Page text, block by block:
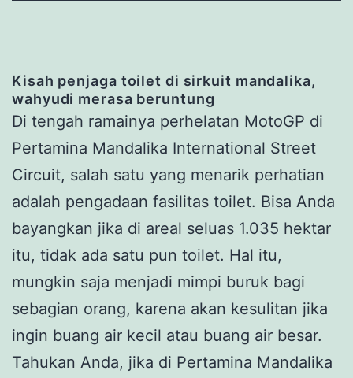
Kisah penjaga toilet di sirkuit mandalika,
wahyudi merasa beruntung
Di tengah ramainya perhelatan MotoGP di
Pertamina Mandalika International Street
Circuit, salah satu yang menarik perhatian
adalah pengadaan fasilitas toilet. Bisa Anda
bayangkan jika di areal seluas 1.035 hektar
itu, tidak ada satu pun toilet. Hal itu,
mungkin saja menjadi mimpi buruk bagi
sebagian orang, karena akan kesulitan jika
ingin buang air kecil atau buang air besar.
Tahukan Anda, jika di Pertamina Mandalika